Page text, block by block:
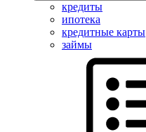
кредиты
ипотека
кредитные карты
займы